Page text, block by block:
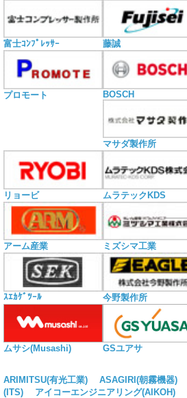
富士ｺﾝﾌﾟﾚｯｻｰ 藤誠
プロモート BOSCH
マサダ製作所
リョービ ムラテックKDS
アーム産業 ミズシマ工業
ｽｴｶｹﾞﾂｰﾙ 今野製作所
ムサシ(Musashi) GSユアサ
ARIMITSU(有光工業) ASAGIRI(朝霧機器)
(ITS)
アイコーエンジニアリング(AIKOH)